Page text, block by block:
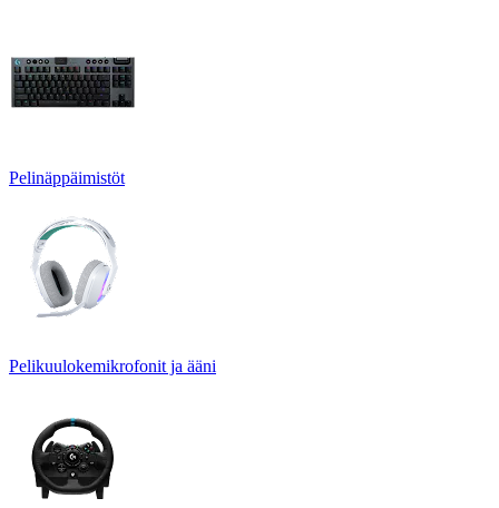
Pelinäppäimistöt
Pelikuulokemikrofonit ja ääni